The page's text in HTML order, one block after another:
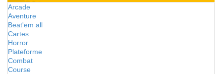
Arcade
Aventure
Beat'em all
Cartes
Horror
Plateforme
Combat
Course